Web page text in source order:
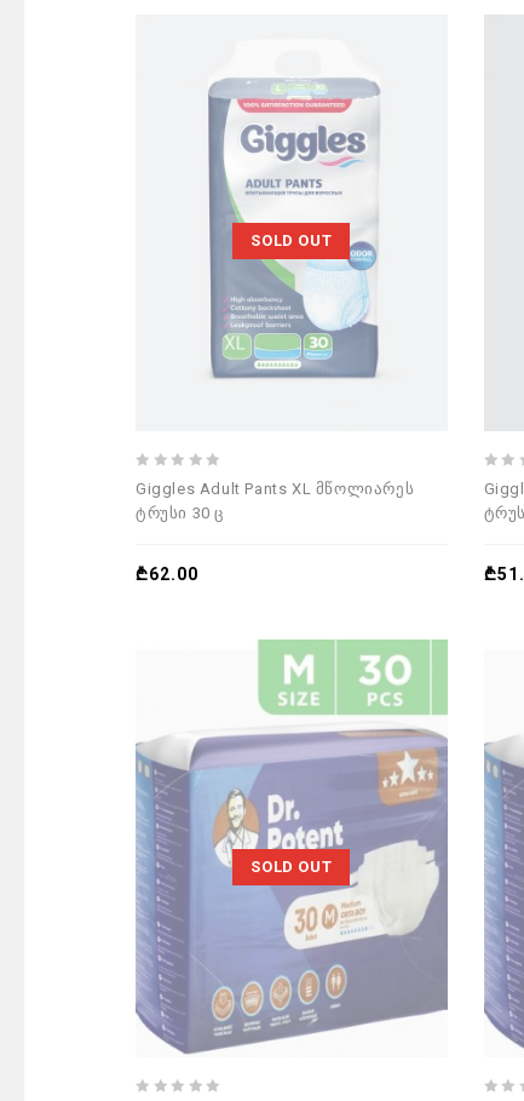
SOLD OUT
out
of
Giggles Adult Pants XL მწოლიარეს
ტრუსი 30 ც
₾62.00
out
of
₾
SOLD OUT